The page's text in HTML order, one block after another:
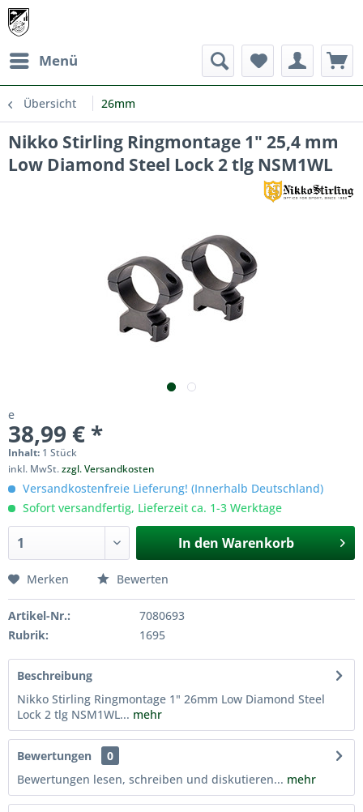
Menü
Übersicht 26mm
Nikko Stirling Ringmontage 1" 25,4 mm
Low Diamond Steel Lock 2 tlg NSM1WL
e
38,99 € *
Inhalt: 1 Stück
inkl. MwSt.zzgl. Versandkosten
Versandkostenfreie Lieferung! (Innerhalb Deutschland)
Sofort versandfertig, Lieferzeit ca. 1-3 Werktage
In den Warenkorb
Merken Bewerten
Artikel-Nr.:
7080693
Rubrik:
1695
Beschreibung
Nikko Stirling Ringmontage 1" 26mm Low Diamond Steel
Lock 2 tlg NSM1WL... mehr
Bewertungen
0
Bewertungen lesen, schreiben und diskutieren... mehr